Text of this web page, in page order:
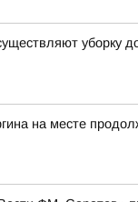
уборку
на месте